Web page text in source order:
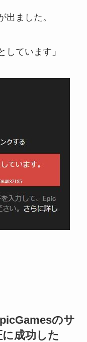
出ました。
しています」
のサ
成功した